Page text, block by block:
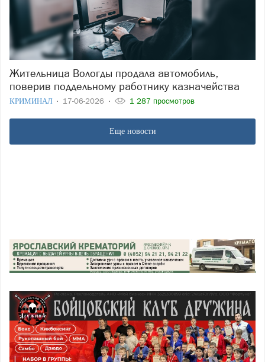
Жительница Вологды продала автомобиль,
поверив поддельному работнику казначейства
КРИМИНАЛ 17-06-2026 1 287 просмотров
Еще новости